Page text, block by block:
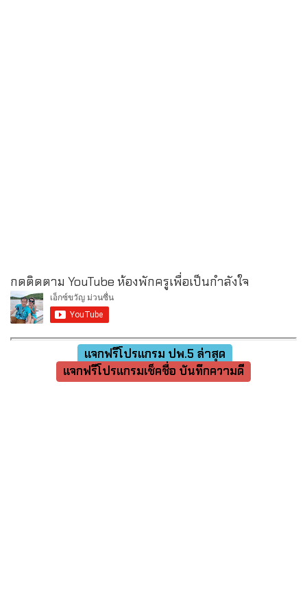
กดติดตาม YouTube ห้องพักครูเพื่อเป็นกำลังใจ
แจกฟรีโปรแกรม ปพ.5 ล่าสุด
แจกฟรีโปรแกรมเช็คชื่อ บันทึกความดี